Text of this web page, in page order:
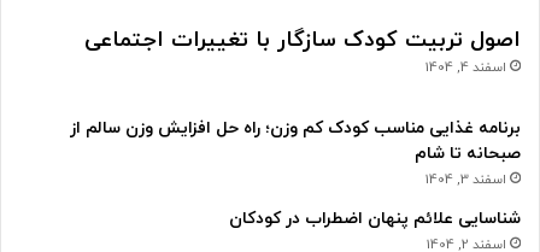
اصول تربیت کودک سازگار با تغییرات اجتماعی
اسفند 4, 1404
برنامه غذایی مناسب کودک کم وزن؛ راه حل افزایش وزن سالم از
صبحانه تا شام
اسفند 3, 1404
شناسایی علائم پنهان اضطراب در کودکان
اسفند 2, 1404